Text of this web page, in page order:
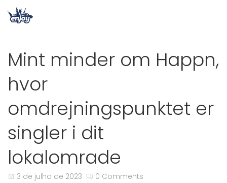
Mint minder om Happn,
hvor
omdrejningspunktet er
singler i dit
lokalomrade
3 de julho de 2023 0 Comments